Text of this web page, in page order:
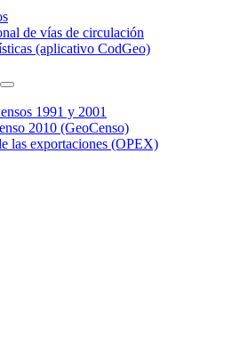
de vías de circulación
(aplicativo CodGeo)
1991 y 2001
2010 (GeoCenso)
las exportaciones (OPEX)